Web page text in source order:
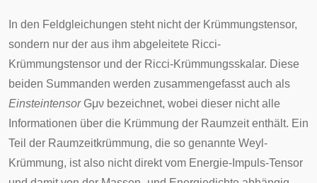
In den Feldgleichungen steht nicht der Krümmungstensor,
sondern nur der aus ihm abgeleitete Ricci-
Krümmungstensor und der Ricci-Krümmungsskalar. Diese
beiden Summanden werden zusammengefasst auch als
Einsteintensor Gμν bezeichnet, wobei dieser nicht alle
Informationen über die Krümmung der Raumzeit enthält. Ein
Teil der Raumzeitkrümmung, die so genannte Weyl-
Krümmung, ist also nicht direkt vom Energie-Impuls-Tensor